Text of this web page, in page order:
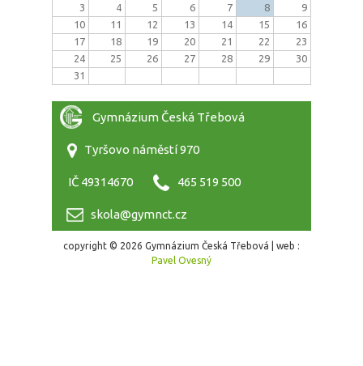
3
4 5 6 7 8
9
10
11 12 13 14 15
16
17
18 19 20 21 22
23
24
25 26 27 28 29
30
31
Gymnázium Česká Třebová
Tyršovo náměstí 970
IČ 49314670 465 519 500
skola@gymnct.cz
copyright © 2026 Gymnázium Česká Třebová | web :
Pavel Ovesný